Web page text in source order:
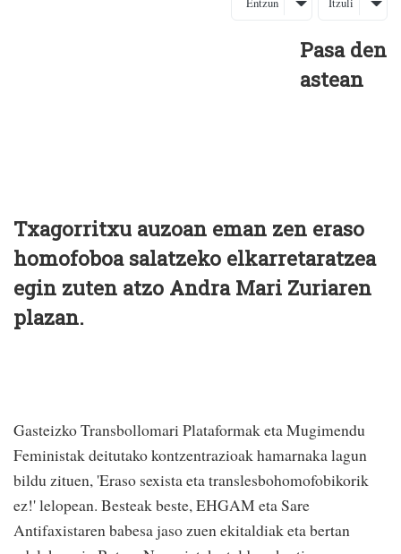
Pasa den
astean
Txagorritxu auzoan eman zen eraso
homofoboa salatzeko elkarretaratzea
egin zuten atzo Andra Mari Zuriaren
plazan.
Gasteizko Transbollomari Plataformak eta Mugimendu
Feministak deitutako kontzentrazioak hamarnaka lagun
bildu zituen, 'Eraso sexista eta translesbohomofobikorik
ez!' lelopean. Besteak beste, EHGAM eta Sare
Antifaxistaren babesa jaso zuen ekitaldiak eta bertan